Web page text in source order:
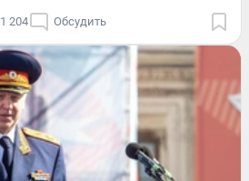
1 204 Обсудить